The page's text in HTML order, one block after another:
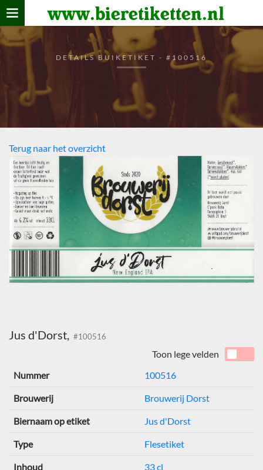
www.bieretiketten.nl
Home
verzamelen
De bierkaart
Bezoekers
DETAILS BUIKETIKET - #100516
Terug naar het overzicht
Jus d'Dorst, #100516
Toon lege velden
Nummer
100516
Brouwerij Brouwerij Dorst
Biernaam op etiket Jus d'Dorst
Type Flesetiket
Inhoud 33 cl